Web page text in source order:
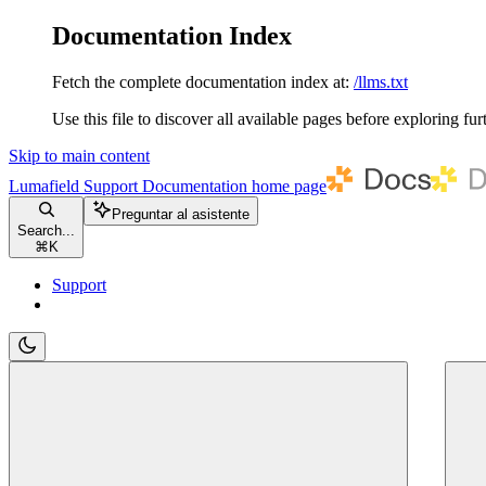
Documentation Index
Fetch the complete documentation index at: /llms.txt
Use this file to discover all available pages before exploring
Skip to main content
Lumafield Support Documentation home page
Search...
⌘ K
Preguntar al asistente
Support